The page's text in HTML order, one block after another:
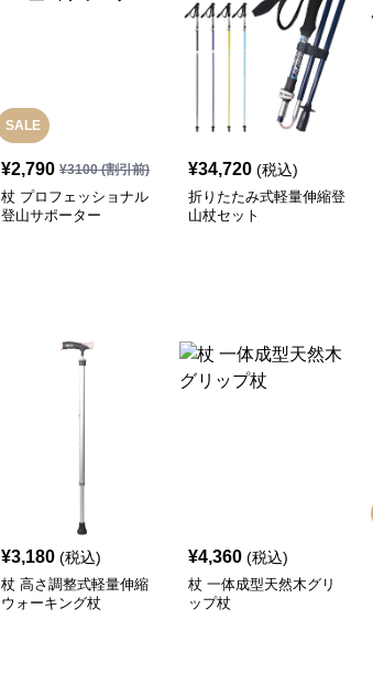
SALE
¥2,790 ¥3100(割引前)
杖 プロフェッショナル
登山サポーター
¥34,720 (税込)
折りたたみ式軽量伸縮登
山杖セット
¥3,180 (税込)
杖 高さ調整式軽量伸縮
ウォーキング杖
¥4,360 (税込)
杖 一体成型天然木グリ
ップ杖